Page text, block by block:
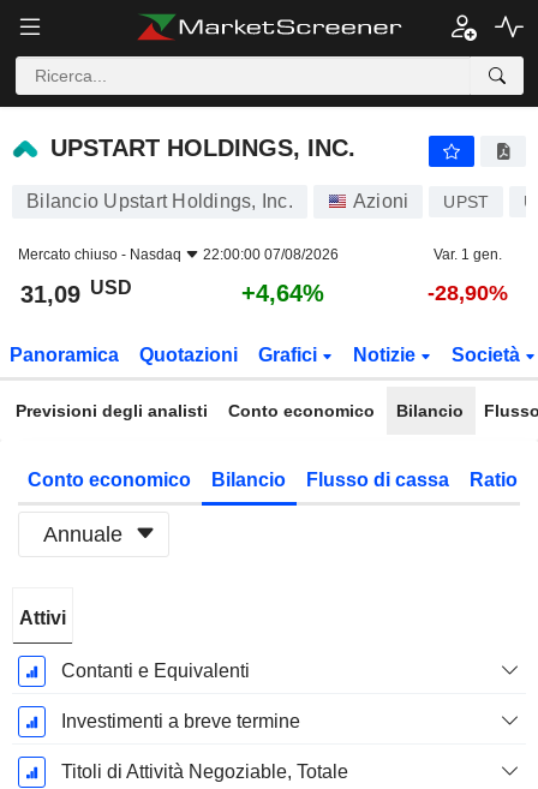
UPSTART HOLDINGS, INC.
UPSTART HOLDINGS, INC.
Bilancio Upstart Holdings, Inc. Azioni UPST
Mercato chiuso - Nasdaq 22:00:00 07/08/2026 Var. 1 gen.
31,09 USD +4,64% -28,90%
Panoramica Quotazioni Grafici Notizie Società
Previsioni degli analisti Conto economico Bilancio
Conto economico Bilancio Flusso di cassa Ratio
Annuale
Fiscale:
Dicembre
Attivi
Contanti e Equivalenti
Investimenti a breve termine
Titoli di Attività Negoziable, Totale